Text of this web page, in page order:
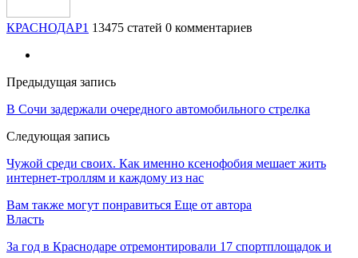
КРАСНОДАР1 13475 статей 0 комментариев
Предыдущая запись
В Сочи задержали очередного автомобильного стрелка
Следующая запись
Чужой среди своих. Как именно ксенофобия мешает жить
интернет-троллям и каждому из нас
Вам также могут понравиться Еще от автора
Власть
За год в Краснодаре отремонтировали 17 спортплощадок и